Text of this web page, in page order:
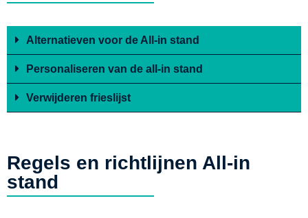
Alternatieven voor de All-in stand
Personaliseren van de all-in stand
Verwijderen frieslijst
Regels en richtlijnen All-in
stand